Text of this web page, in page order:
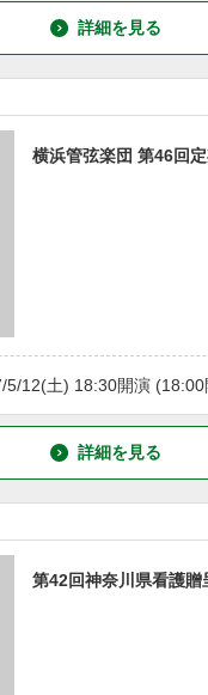
詳細を見る
横浜管弦楽団 第46回
5/12(土) 18:30開演 (18:00
詳細を見る
第42回神奈川県看護贈